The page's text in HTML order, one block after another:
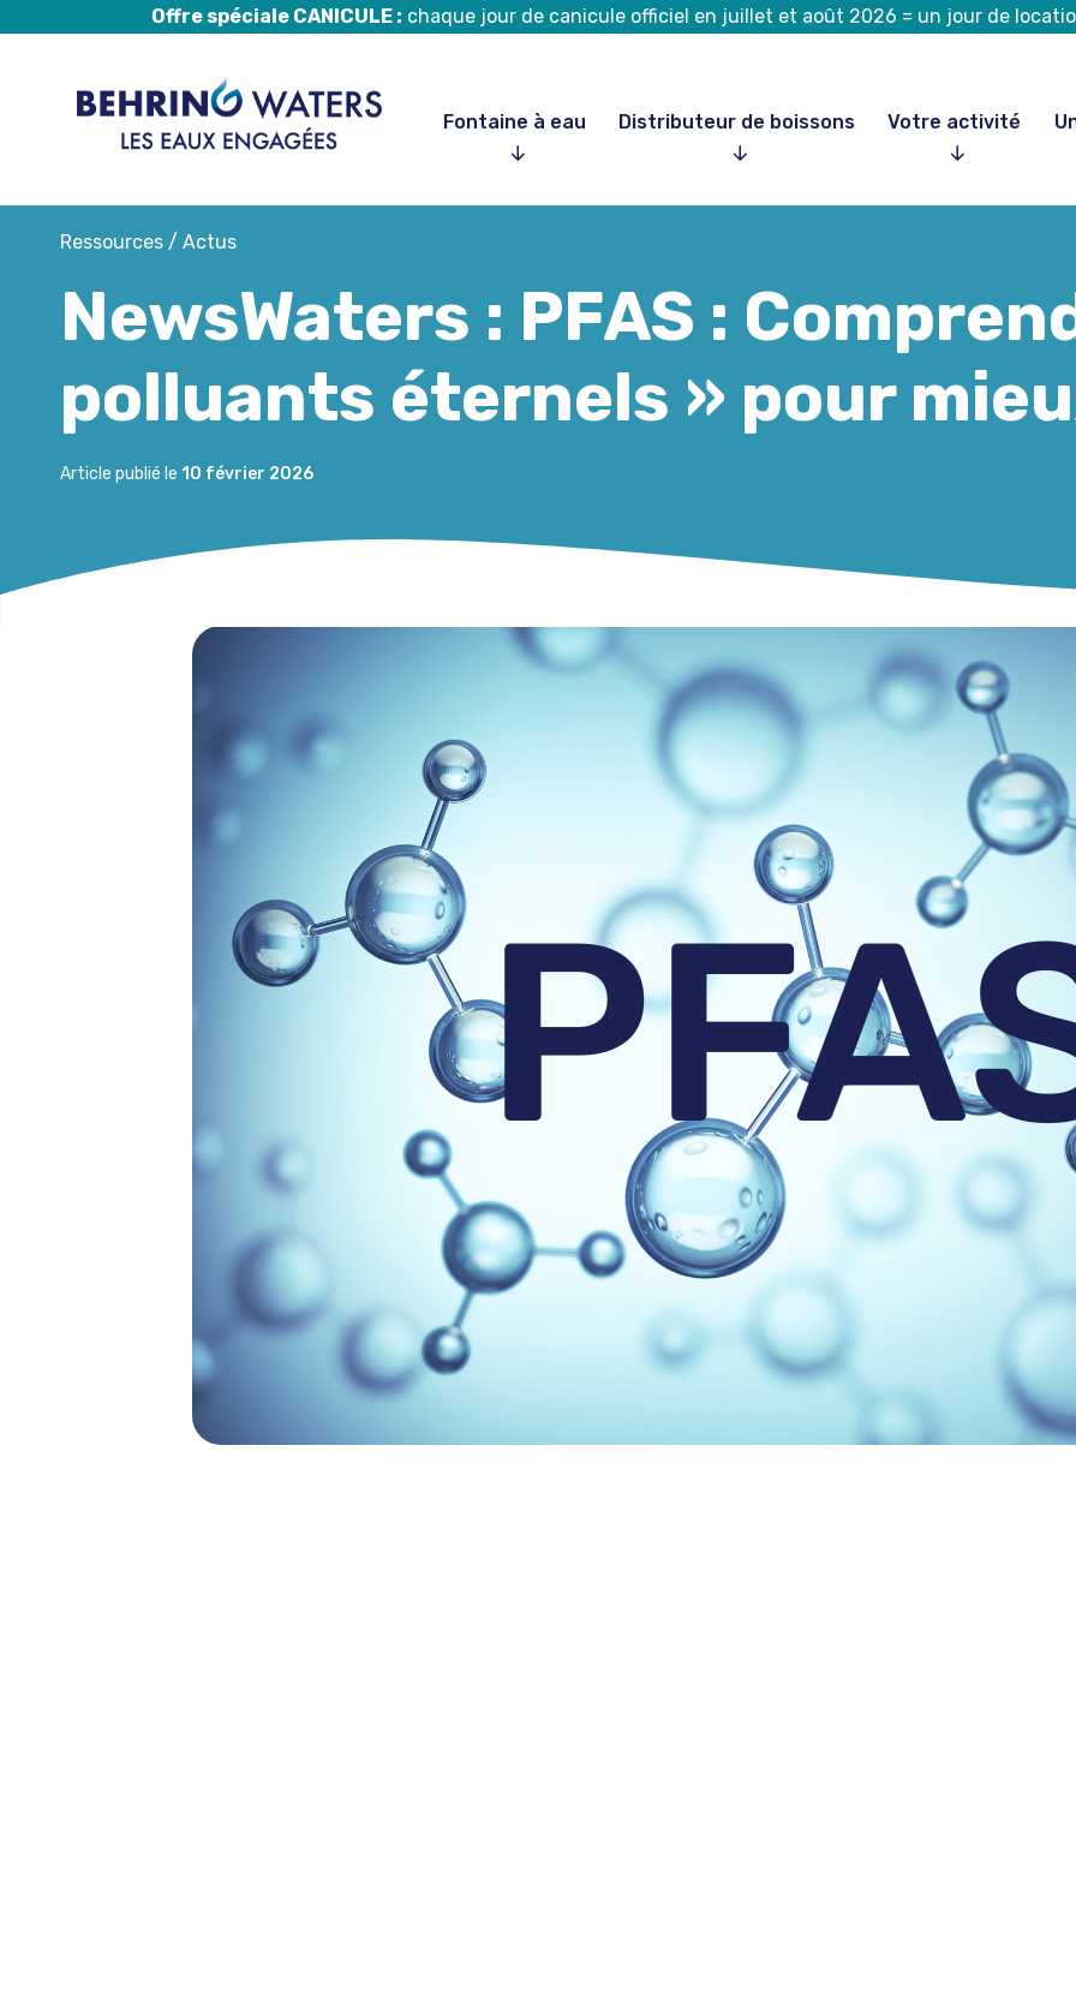
contenu
Offre spéciale CANICULE : chaque jour de canicule officiel en juillet et août 2026 = un jour de
Fontaine à eau Distributeur de boissons Votre activité
Ressources / Actus
NewsWaters : PFAS :
polluants éternels » pour
Article publié le 10 février 2026